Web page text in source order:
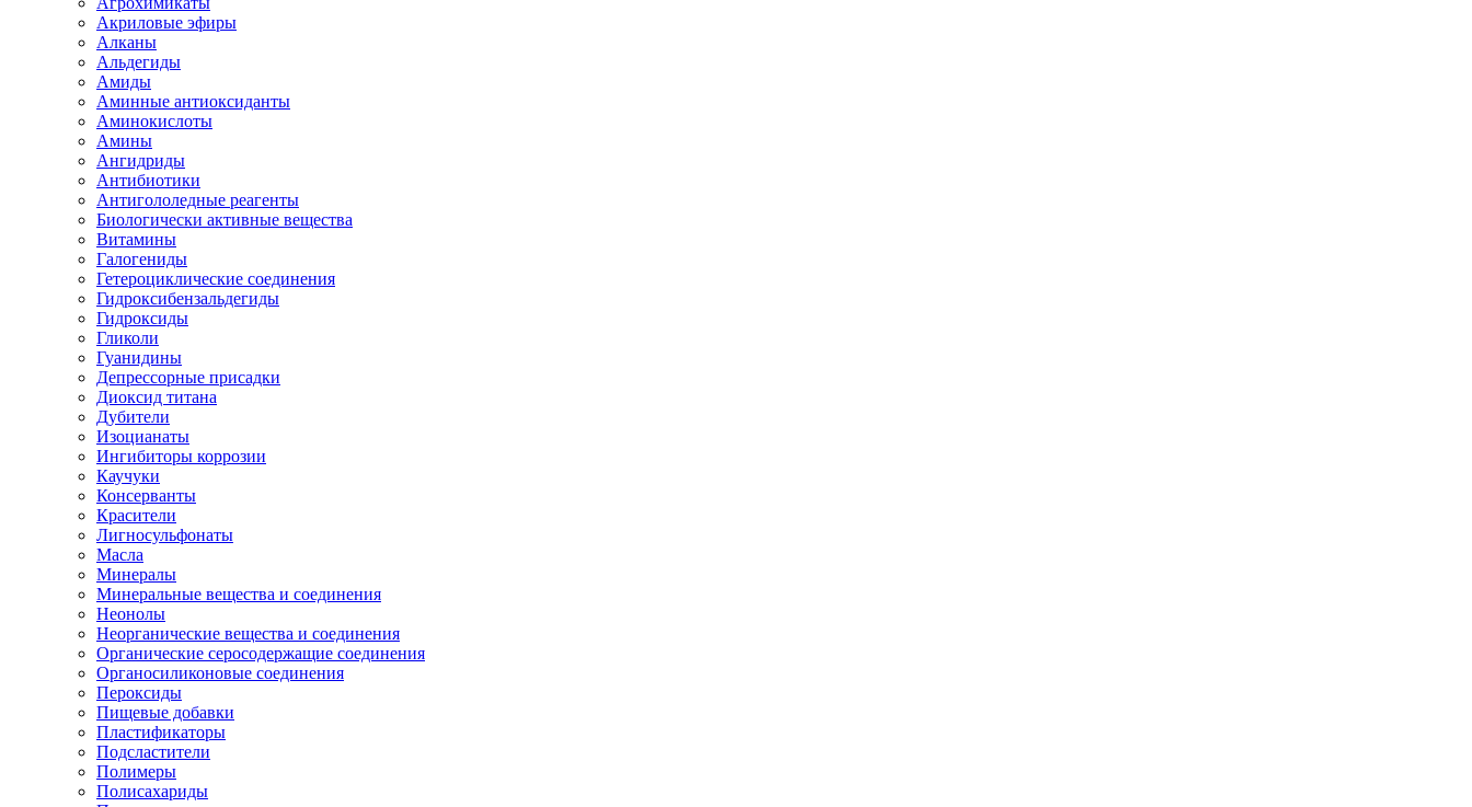
Акриловые эфиры
Алканы
Альдегиды
Амиды
Аминные антиоксиданты
Аминокислоты
Амины
Ангидриды
Антибиотики
Антигололедные реагенты
Биологически активные вещества
Витамины
Галогениды
Гетероциклические соединения
Гидроксибензальдегиды
Гидроксиды
Гликоли
Гуанидины
Депрессорные присадки
Диоксид титана
Дубители
Изоцианаты
Ингибиторы коррозии
Каучуки
Консерванты
Красители
Лигносульфонаты
Масла
Минералы
Минеральные вещества и соединения
Неонолы
Неорганические вещества и соединения
Органические серосодержащие соединения
Органосиликоновые соединения
Пероксиды
Пищевые добавки
Пластификаторы
Подсластители
Полимеры
Полисахариды